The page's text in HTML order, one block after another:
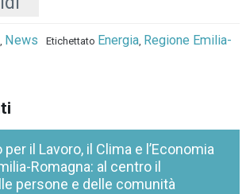
News Etichettato Energia Regione Emilia-
per il Lavoro, il Clima e l’Economia
Romagna: al centro il
persone e delle comunità